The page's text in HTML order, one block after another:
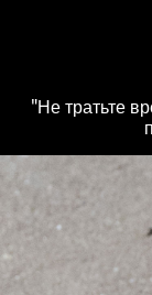
"Не тратьте